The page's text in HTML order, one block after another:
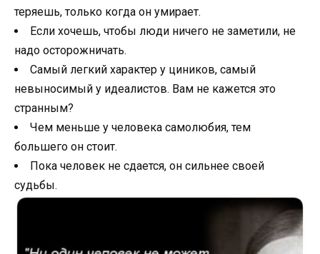
теряешь, только когда он умирает.
Если хочешь, чтобы люди ничего не заметили, не
надо осторожничать.
Самый легкий характер у циников, самый
невыносимый у идеалистов. Вам не кажется это
странным?
Чем меньше у человека самолюбия, тем
большего он стоит.
Пока человек не сдается, он сильнее своей
судьбы.